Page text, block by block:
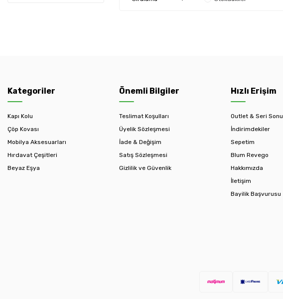
Kategoriler
Kapı Kolu
Çöp Kovası
Mobilya Aksesuarları
Hırdavat Çeşitleri
Beyaz Eşya
Önemli Bilgiler
Teslimat Koşulları
Üyelik Sözleşmesi
İade & Değişim
Satış Sözleşmesi
Gizlilik ve Güvenlik
Hızlı Erişim
Outlet & Seri Sonu
İndirimdekiler
Sepetim
Blum Revego
Hakkımızda
İletişim
Bayilik Başvurusu